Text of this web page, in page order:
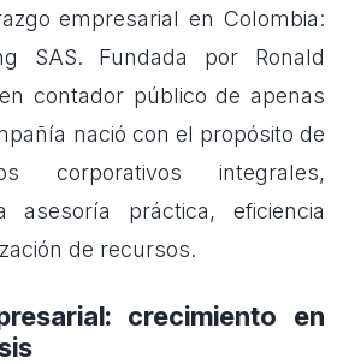
empresarial en Colombia:
SAS. Fundada por Ronald
contador público de apenas
nació con el propósito de
corporativos integrales,
asesoría práctica, eficiencia
de recursos.
crecimiento en